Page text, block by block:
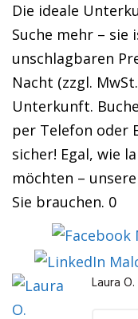
Die ideale
Suche mehr – sie
unschlagbaren
Nacht (zzgl.
Unterkunft.
per Telefon oder
sicher! Egal, wie
möchten –
Sie brauchen. 0
Laura O.